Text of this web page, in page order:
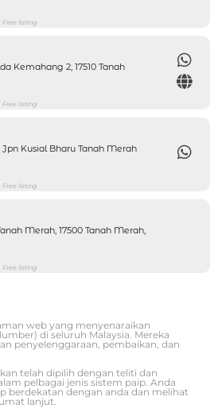
Free listing
Kemahang 2, 17510 Tanah
Free listing
Kusial Bharu Tanah Merah
Free listing
Merah, 17500 Tanah Merah,
Free listing
web yang menyenaraikan
di seluruh Malaysia. Mereka
penyelenggaraan, pembaikan, dan
telah dipilih dengan teliti dan
pelbagai jenis sistem paip. Anda
berdekatan dengan anda dan melihat
lanjut.